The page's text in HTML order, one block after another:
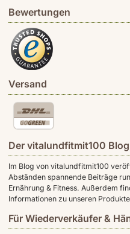
Bewertungen
Versand
Der vitalundfitmit100 Blog
Im Blog von vitalundfitmit100
Abständen spannende Beiträge
Ernährung & Fitness. Außerdem
Informationen zu unseren
Für Wiederverkäufer &